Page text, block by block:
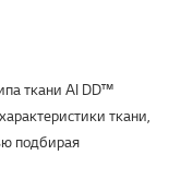
ткани AI DD™
ткани,
подбирая